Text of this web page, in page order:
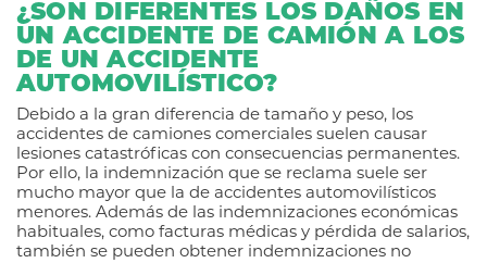
¿SON DIFERENTES LOS DAÑOS EN
UN ACCIDENTE DE CAMIÓN A LOS
DE UN ACCIDENTE
AUTOMOVILÍSTICO?
Debido a la gran diferencia de tamaño y peso, los
accidentes de camiones comerciales suelen causar
lesiones catastróficas con consecuencias permanentes.
Por ello, la indemnización que se reclama suele ser
mucho mayor que la de accidentes automovilísticos
menores. Además de las indemnizaciones económicas
habituales, como facturas médicas y pérdida de salarios,
también se pueden obtener indemnizaciones no